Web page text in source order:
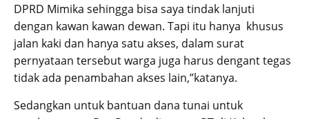
DPRD Mimika sehingga bisa saya tindak lanjuti
dengan kawan kawan dewan. Tapi itu hanya khusus
jalan kaki dan hanya satu akses, dalam surat
pernyataan tersebut warga juga harus dengant tegas
tidak ada penambahan akses lain,”katanya.
Sedangkan untuk bantuan dana tunai untuk